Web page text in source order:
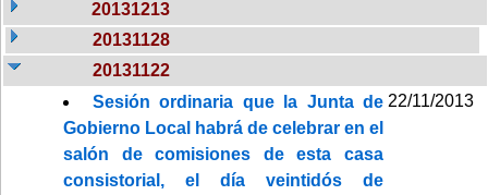
20131213
20131128
20131122
Sesión ordinaria que la Junta de
Gobierno Local habrá de celebrar en el
salón de comisiones de esta casa
consistorial, el día veintidós de
22/11/2013